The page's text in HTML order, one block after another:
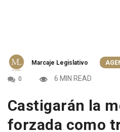
Marcaje Legislativo
0 6 MIN READ
Castigarán la
forzada como